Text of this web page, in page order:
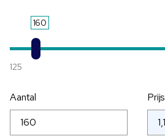
160
125
Aantal Prijs